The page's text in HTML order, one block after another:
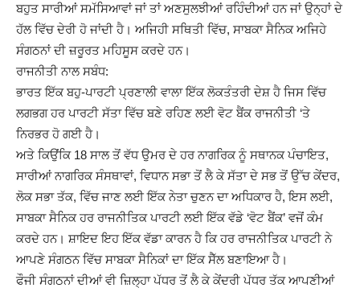
ਬਹੁਤ ਸਾਰੀਆਂ ਸਮੱਸਿਆਵਾਂ ਜਾਂ ਤਾਂ ਅਣਸੁਲਝੀਆਂ ਰਹਿੰਦੀਆਂ ਹਨ ਜਾਂ ਉਨ੍ਹਾਂ ਦੇ
ਹੱਲ ਵਿੱਚ ਦੇਰੀ ਹੋ ਜਾਂਦੀ ਹੈ। ਅਜਿਹੀ ਸਥਿਤੀ ਵਿੱਚ, ਸਾਬਕਾ ਸੈਨਿਕ ਅਜਿਹੇ
ਸੰਗਠਨਾਂ ਦੀ ਜ਼ਰੂਰਤ ਮਹਿਸੂਸ ਕਰਦੇ ਹਨ।
ਰਾਜਨੀਤੀ ਨਾਲ ਸਬੰਧ:
ਭਾਰਤ ਇੱਕ ਬਹੁ-ਪਾਰਟੀ ਪ੍ਰਣਾਲੀ ਵਾਲਾ ਇੱਕ ਲੋਕਤੰਤਰੀ ਦੇਸ਼ ਹੈ ਜਿਸ ਵਿੱਚ
ਲਗਭਗ ਹਰ ਪਾਰਟੀ ਸੱਤਾ ਵਿੱਚ ਬਣੇ ਰਹਿਣ ਲਈ ਵੋਟ ਬੈਂਕ ਰਾਜਨੀਤੀ ‘ਤੇ
ਨਿਰਭਰ ਹੋ ਗਈ ਹੈ।
ਅਤੇ ਕਿਉਂਕਿ 18 ਸਾਲ ਤੋਂ ਵੱਧ ਉਮਰ ਦੇ ਹਰ ਨਾਗਰਿਕ ਨੂੰ ਸਥਾਨਕ ਪੰਚਾਇਤ,
ਸਾਰੀਆਂ ਨਾਗਰਿਕ ਸੰਸਥਾਵਾਂ, ਵਿਧਾਨ ਸਭਾ ਤੋਂ ਲੈ ਕੇ ਸੱਤਾ ਦੇ ਸਭ ਤੋਂ ਉੱਚ ਕੇਂਦਰ,
ਲੋਕ ਸਭਾ ਤੱਕ, ਵਿੱਚ ਜਾਣ ਲਈ ਇੱਕ ਨੇਤਾ ਚੁਣਨ ਦਾ ਅਧਿਕਾਰ ਹੈ, ਇਸ ਲਈ,
ਸਾਬਕਾ ਸੈਨਿਕ ਹਰ ਰਾਜਨੀਤਿਕ ਪਾਰਟੀ ਲਈ ਇੱਕ ਵੱਡੇ ‘ਵੋਟ ਬੈਂਕ’ ਵਜੋਂ ਕੰਮ
ਕਰਦੇ ਹਨ। ਸ਼ਾਇਦ ਇਹ ਇੱਕ ਵੱਡਾ ਕਾਰਨ ਹੈ ਕਿ ਹਰ ਰਾਜਨੀਤਿਕ ਪਾਰਟੀ ਨੇ
ਆਪਣੇ ਸੰਗਠਨ ਵਿੱਚ ਸਾਬਕਾ ਸੈਨਿਕਾਂ ਦਾ ਇੱਕ ਸੈੱਲ ਬਣਾਇਆ ਹੈ।
ਫੌਜੀ ਸੰਗਠਨਾਂ ਦੀਆਂ ਵੀ ਜ਼ਿਲ੍ਹਾ ਪੱਧਰ ਤੋਂ ਲੈ ਕੇ ਕੇਂਦਰੀ ਪੱਧਰ ਤੱਕ ਆਪਣੀਆਂ